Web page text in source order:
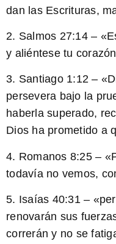
dan las Escrituras,
2. Salmos 27:14 – «
y aliéntese tu
3. Santiago 1:12 –
persevera bajo la
haberla superado,
Dios ha prometido a
4. Romanos 8:25 –
todavía no vemos,
5. Isaías 40:31 –
renovarán sus
correrán y no se